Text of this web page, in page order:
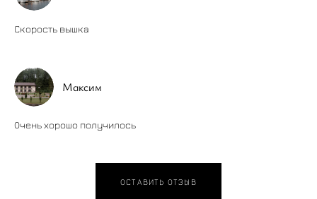
Скорость вышка
Максим
Очень хорошо получилось
ОСТАВИТЬ ОТЗЫВ